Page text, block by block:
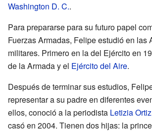
Washington D. C..
Para prepararse para su futuro papel
Fuerzas Armadas, Felipe estudió en las
militares. Primero en la del Ejército en
de la Armada y el Ejército del Aire.
Después de terminar sus estudios,
representar a su padre en diferentes
ellos, conoció a la periodista Letizia Ortiz
casó en 2004. Tienen dos hijas: la